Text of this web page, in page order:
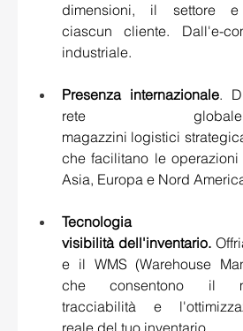
dimensioni, il settore
ciascun cliente. Dall'e-
industriale.
Presenza internazionale.
rete
magazzini logistici
che facilitano le operazioni
Asia, Europa e Nord
visibilità dell'inventario.
e il WMS (Warehouse
che consentono il
tracciabilità e